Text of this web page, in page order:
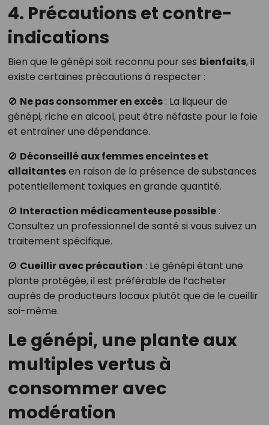
4. Précautions et contre-
indications
Bien que le génépi soit reconnu pour ses bienfaits, il
existe certaines précautions à respecter :
🚫 Ne pas consommer en excès: La liqueur de
génépi, riche en alcool, peut être néfaste pour le foie
et entraîner une dépendance.
🚫 Déconseillé aux femmes enceintes et
allaitantesen raison de la présence de substances
potentiellement toxiques en grande quantité.
🚫 Interaction médicamenteuse possible:
Consultez un professionnel de santé si vous suivez un
traitement spécifique.
🚫 Cueillir avec précaution : Le génépi étant une
plante protégée, il est préférable de l’acheter
auprès de producteurs locaux plutôt que de le cueillir
soi-même.
Le génépi, une plante aux
multiples vertus à
consommer avec
modération